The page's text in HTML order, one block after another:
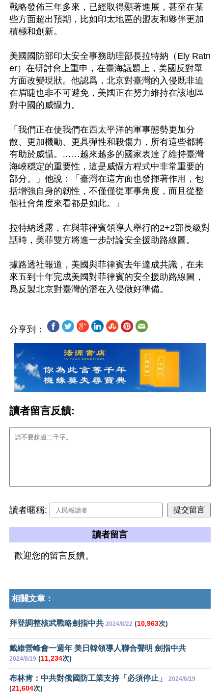
戰略發佈三年多來，已經取得顯著進展，甚至在某
些方面超出預期，比如印太地區的盟友和夥伴更加
積極和創新。
美國國防部印太安全事務助理部長拉特納（Ely Ratn
er）在研討會上重申，在臺海議題上，美國反對單
方面改變現狀。他認爲，北京對臺灣的入侵既非迫
在眉睫也非不可避免，美國正在努力維持在該地區
對中國的威懾力。
「我們正在使我們在西太平洋的軍事態勢更加分
散、更加機動、更具彈性和殺傷力，所有這些都將
有助於威懾。……越來越多的國家表達了維持臺灣
海峽穩定的重要性，這是威懾方程式中非常重要的
部分。」他說：「臺灣在這方面也發揮著作用，包
括增強自身的韌性，不僅僅從軍事角度，而且從整
個社會角度來看都是如此。」
拉特納透露，在與菲律賓領導人舉行的2+2部長級對
話時，美菲雙方將進一步討論安全援助路線圖。
據路透社報道，美國與菲律賓去年達成共識，在未
來五到十年完成美國對菲律賓的安全援助路線圖，
分享到：
讀者留言反饋:
讀者暱稱:
讀者留言
歡迎您的留言反饋。
相關文章：
拜登調整核武戰略劍指中共 2024/8/22 (10,963次)
戴維營峰會一週年 美日韓領導人聯合聲明 劍指中共
2024/8/19 (11,234次)
布林肯：中共對俄國防工業支持「必須停止」 2024/6/19
(21,604次)